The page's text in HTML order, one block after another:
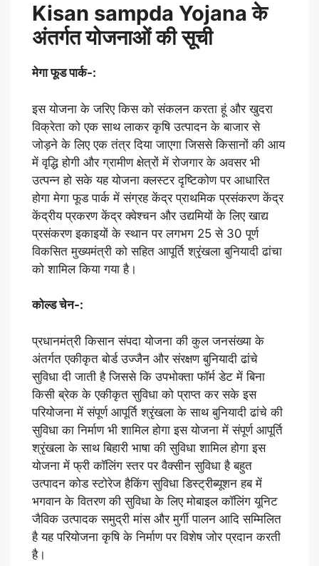
Kisan sampda Yojana के
अंतर्गत योजनाओं की सूची
मेगा फूड पार्क-:
इस योजना के जरिए किस को संकलन करता हूं और खुदरा
विक्रेता को एक साथ लाकर कृषि उत्पादन के बाजार से
जोड़ने के लिए एक तंत्र दिया जाएगा जिससे किसानों की आय
में वृद्धि होगी और ग्रामीण क्षेत्रों में रोजगार के अवसर भी
उत्पन्न हो सके यह योजना क्लस्टर दृष्टिकोण पर आधारित
होगा मेगा फूड पार्क में संग्रह केंद्र प्राथमिक प्रसंकरण केंद्र
केंद्रीय प्रकरण केंद्र क्वेश्चन और उद्यमियों के लिए खाद्य
प्रसंकरण इकाइयों के स्थान पर लगभग 25 से 30 पूर्ण
विकसित मुख्यमंत्री को सहित आपूर्ति श्रृंखला बुनियादी ढांचा
को शामिल किया गया है।
कोल्ड चेन-:
प्रधानमंत्री किसान संपदा योजना की कुल जनसंख्या के
अंतर्गत एकीकृत बोर्ड उज्जैन और संरक्षण बुनियादी ढांचे
सुविधा दी जाती है जिससे कि उपभोक्ता फॉर्म डेट में बिना
किसी ब्रेक के एकीकृत सुविधा को प्राप्त कर सके इस
परियोजना में संपूर्ण आपूर्ति श्रृंखला के साथ बुनियादी ढांचे की
सुविधा का निर्माण भी शामिल होगा इस योजना में संपूर्ण आपूर्ति
श्रृंखला के साथ बिहारी भाषा की सुविधा शामिल होगा इस
योजना में फ्री कॉलिंग स्तर पर वैक्सीन सुविधा है बहुत
उत्पादन कोड स्टोरेज हैकिंग सुविधा डिस्ट्रीब्यूशन हब में
भगवान के वितरण की सुविधा के लिए मोबाइल कॉलिंग यूनिट
जैविक उत्पादक समुद्री मांस और मुर्गी पालन आदि सम्मिलित
है यह परियोजना कृषि के निर्माण पर विशेष जोर प्रदान करती
है।